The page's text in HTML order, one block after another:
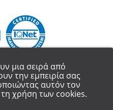
μια σειρά από
την εμπειρία σας
αυτόν τον
χρήση των cookies.
PROMED ΟΡΘΟΠΕΔΙΚΑ ΕΙΔΗ